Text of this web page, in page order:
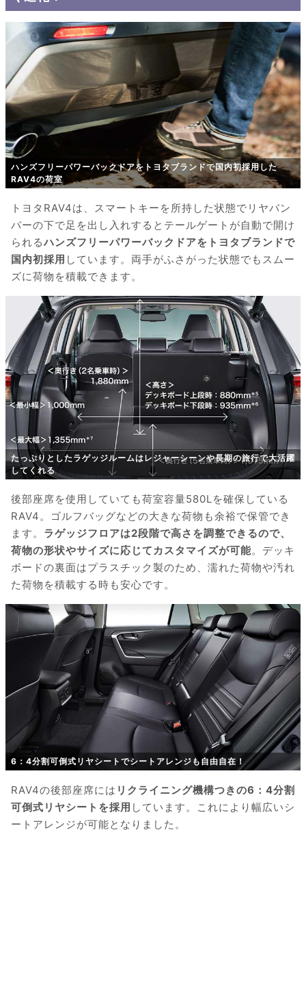
ハンズフリーパワーバックドアをトヨタブランドで国内初採用した
RAV4の荷室
トヨタRAV4は、スマートキーを所持した状態でリヤバン
パーの下で足を出し入れするとテールゲートが自動で開け
られるハンズフリーパワーバックドアをトヨタブランドで
国内初採用 しています。両手がふさがった状態でもスムー
ズに荷物を積載できます。
たっぷりとしたラゲッジルームはレジャーシーンや長期の旅行で大活躍
してくれる
後部座席を使用していても荷室容量580Lを確保している
RAV4。ゴルフバッグなどの大きな荷物も余裕で保管でき
ます。 ラゲッジフロアは2段階で高さを調整できるので、
荷物の形状やサイズに応じてカスタマイズが可能。デッキ
ボードの裏面はプラスチック製のため、濡れた荷物や汚れ
た荷物を積載する時も安心です。
6：4分割可倒式リヤシートでシートアレンジも自由自在！
RAV4の後部座席には リクライニング機構つきの6：4分割
可倒式リヤシートを採用 しています。これにより幅広いシ
ートアレンジが可能となりました。